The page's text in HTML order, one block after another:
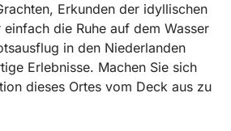
Erkunden der idyllischen
die Ruhe auf dem Wasser
in den Niederlanden
Erlebnisse. Machen Sie sich
dieses Ortes vom Deck aus zu